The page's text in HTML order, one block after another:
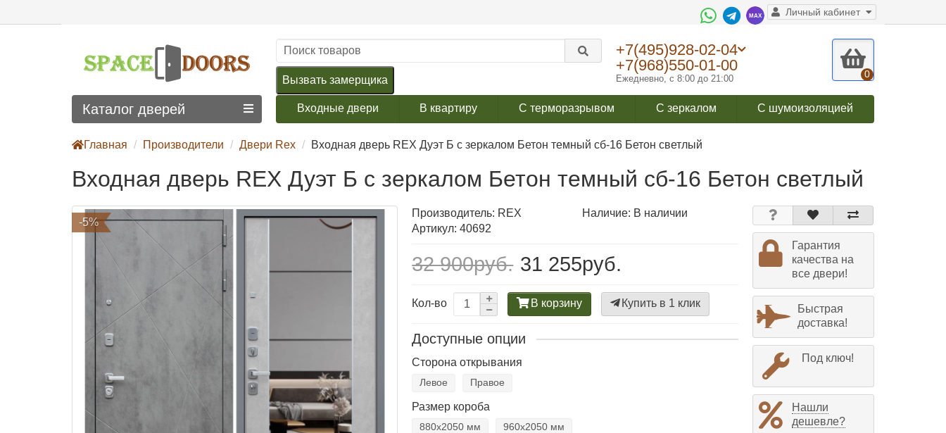
Личный кабинет
+7(495)928-02-04
+7(968)550-01-00
Ежедневно, с 8:00 до 21:00 0
Вызвать замерщика
Входные двери В квартиру С терморазрывом С зеркалом С шумоизоляцией
Каталог дверей
Главная Производители Двери Rex Входная дверь REX Дуэт Б с зеркалом Бетон темный сб-16 Бетон светлый
Входная дверь REX Дуэт Б с зеркалом Бетон темный сб-16 Бетон светлый
-5%
Производитель: REX
Наличие: В наличии
Артикул: 40692
32 900руб. 31 255руб.
Кол-во В корзину Купить в 1 клик
Доступные опции
Сторона открывания
Левое Правое
Размер короба
880х2050 мм 960х2050 мм
Гарантия
качества на
все двери!
Быстрая
доставка!
Под ключ!
Нашли
дешевле?